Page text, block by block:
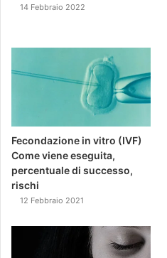
14 Febbraio 2022
Fecondazione in vitro (IVF)
Come viene eseguita,
percentuale di successo,
rischi
12 Febbraio 2021